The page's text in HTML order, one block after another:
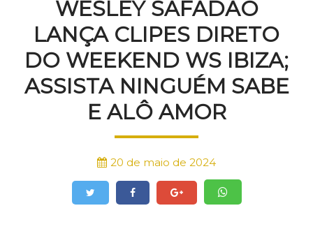
WESLEY SAFADÃO
LANÇA CLIPES DIRETO
DO WEEKEND WS IBIZA;
ASSISTA NINGUÉM SABE
E ALÔ AMOR
20 de maio de 2024